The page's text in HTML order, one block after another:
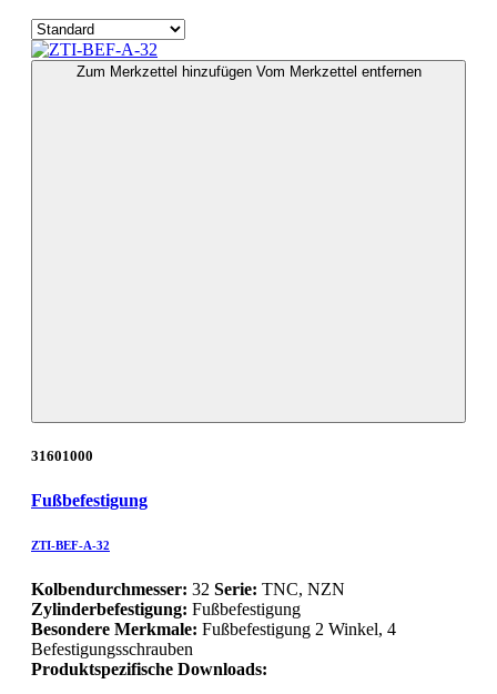
Zum Merkzettel hinzufügen Vom Merkzettel entfernen
31601000
Fußbefestigung
ZTI-BEF-A-32
Kolbendurchmesser: 32 Serie: TNC, NZN
Zylinderbefestigung: Fußbefestigung
Besondere Merkmale: Fußbefestigung 2 Winkel, 4
Befestigungsschrauben
Produktspezifische Downloads: